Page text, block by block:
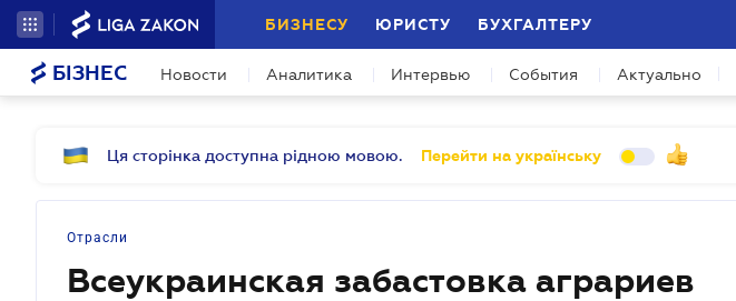
БИЗНЕСУ ЮРИСТУ БУХГАЛТЕРУ
БІЗНЕС Новости Аналитика Интервью События Актуально
Ця сторінка доступна рідною мовою. Перейти на українську
Отрасли
Всеукраинская забастовка аграриев